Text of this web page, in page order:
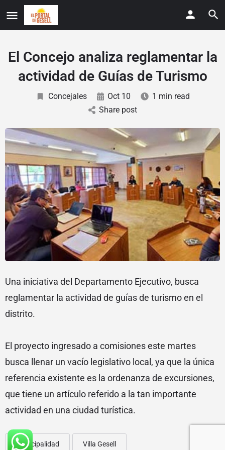
El Concejo analiza reglamentar la
actividad de Guías de Turismo
Concejales Oct 10
1 min read
Share post
Una iniciativa del Departamento Ejecutivo, busca
reglamentar la actividad de guías de turismo en el
distrito.
El proyecto ingresado a comisiones este martes
busca llenar un vacío legislativo local, ya que la única
referencia existente es la ordenanza de excursiones,
que tiene un artículo referido a la tan importante
actividad en una ciudad turística.
Municipalidad Villa Gesell